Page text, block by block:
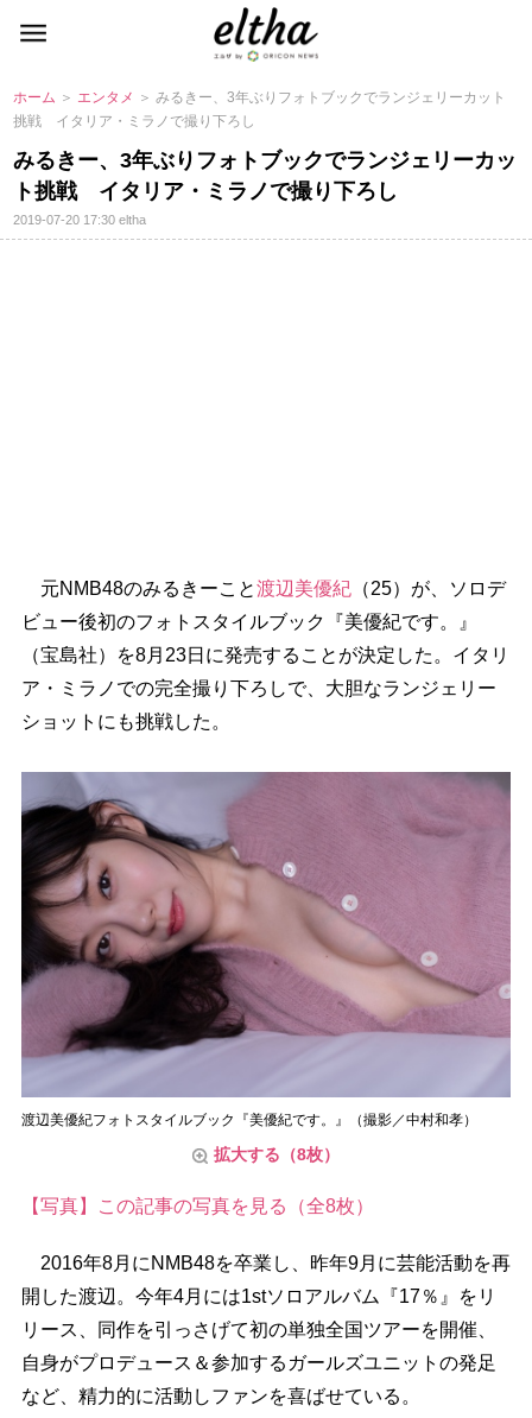
ホーム ＞ エンタメ ＞ みるきー、3年ぶりフォトブックでランジェリーカット
挑戦 イタリア・ミラノで撮り下ろし
みるきー、3年ぶりフォトブックでランジェリーカッ
ト挑戦 イタリア・ミラノで撮り下ろし
2019-07-20 17:30eltha
元NMB48のみるきーこと渡辺美優紀（25）が、ソロデ
ビュー後初のフォトスタイルブック『美優紀です。』
（宝島社）を8月23日に発売することが決定した。イタリ
ア・ミラノでの完全撮り下ろしで、大胆なランジェリー
ショットにも挑戦した。
渡辺美優紀フォトスタイルブック『美優紀です。』（撮影／中村和孝）
拡大する（8枚）
【写真】この記事の写真を見る（全8枚）
2016年8月にNMB48を卒業し、昨年9月に芸能活動を再
開した渡辺。今年4月には1stソロアルバム『17％』をリ
リース、同作を引っさげて初の単独全国ツアーを開催、
自身がプロデュース＆参加するガールズユニットの発足
など、精力的に活動しファンを喜ばせている。